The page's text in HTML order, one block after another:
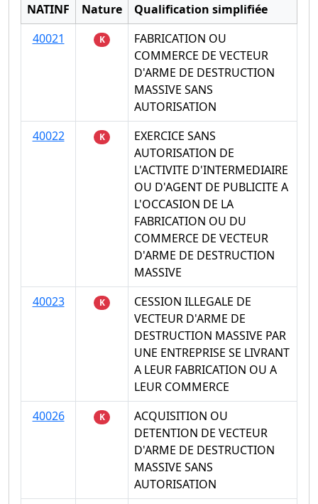
NATINF Nature
Qualification simplifiée
40021
K
FABRICATION OU
COMMERCE DE VECTEUR
D'ARME DE DESTRUCTION
MASSIVE SANS
AUTORISATION
40022
K
EXERCICE SANS
AUTORISATION DE
L'ACTIVITE D'INTERMEDIAIRE
OU D'AGENT DE PUBLICITE A
L'OCCASION DE LA
FABRICATION OU DU
COMMERCE DE VECTEUR
D'ARME DE DESTRUCTION
MASSIVE
40023
K
CESSION ILLEGALE DE
VECTEUR D'ARME DE
DESTRUCTION MASSIVE PAR
UNE ENTREPRISE SE LIVRANT
A LEUR FABRICATION OU A
LEUR COMMERCE
40026
K
ACQUISITION OU
DETENTION DE VECTEUR
D'ARME DE DESTRUCTION
MASSIVE SANS
AUTORISATION